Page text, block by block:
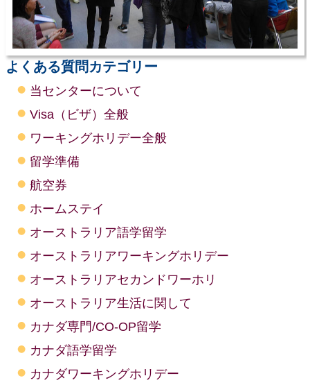
よくある質問カテゴリー
当センターについて
Visa（ビザ）全般
ワーキングホリデー全般
留学準備
航空券
ホームステイ
オーストラリア語学留学
オーストラリアワーキングホリデー
オーストラリアセカンドワーホリ
オーストラリア生活に関して
カナダ専門/CO-OP留学
カナダ語学留学
カナダワーキングホリデー